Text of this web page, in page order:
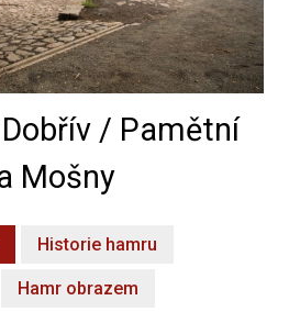
/ Pamětní
Mošny
Historie hamru
Hamr obrazem